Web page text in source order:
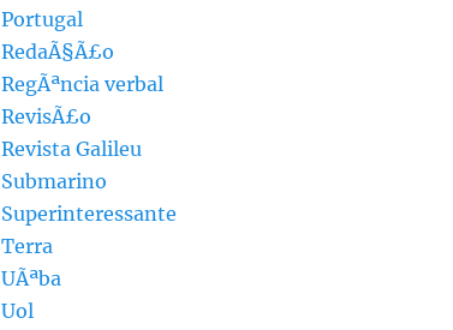
Portugal
RedaÃ§Ã£o
RegÃªncia verbal
RevisÃ£o
Revista Galileu
Submarino
Superinteressante
Terra
UÃªba
Uol